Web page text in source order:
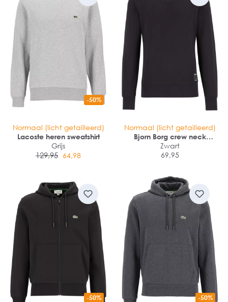
-50%
Normaal (licht getailleerd)
Lacoste heren sweatshirt
Grijs
129,95 64,98
Normaal (licht getailleerd)
Bjorn Borg crew neck
sweater
Zwart
69,95
-50% -50%